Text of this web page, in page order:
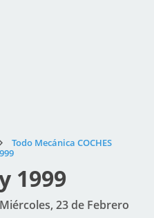
Todo Mecánica COCHES
1999
23 de Febrero